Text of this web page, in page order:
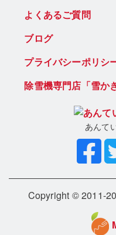
よくあるご質問
ブログ
プライバシーポリシ
除雪機専門店「雪か
あんて
Copyright © 2011-